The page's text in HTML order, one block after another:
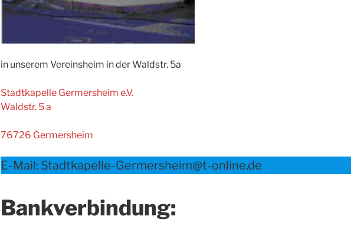
in unserem Vereinsheim in der Waldstr. 5a
Stadtkapelle Germersheim e.V.
Waldstr. 5 a
76726 Germersheim
E-Mail: Stadtkapelle-Germersheim@t-online.de
Bankverbindung: